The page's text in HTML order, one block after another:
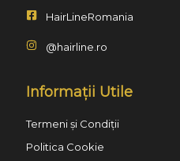
HairLineRomania
@hairline.ro
Informații Utile
Termeni și Condiții
Politica Cookie